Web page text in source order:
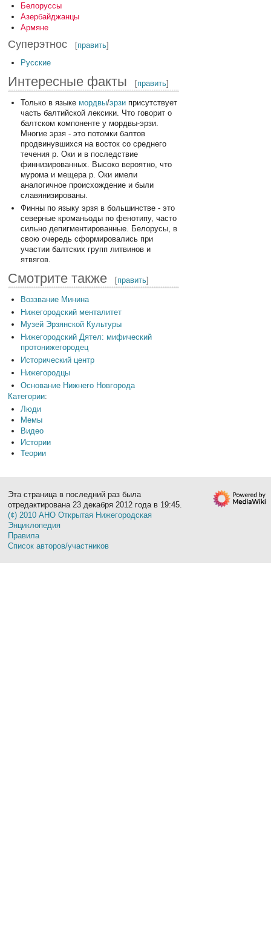
Белоруссы
Азербайджанцы
Армяне
Суперэтнос [править]
Русские
Интересные факты [править]
Только в языке мордвы/эрзиприсутствует
часть балтийской лексики. Что говорит о
балтском компоненте у мордвы-эрзи.
Многие эрзя - это потомки балтов
продвинувшихся на восток со среднего
течения р. Оки и в последствие
финнизированных. Высоко вероятно, что
мурома и мещера р. Оки имели
аналогичное происхождение и были
славянизированы.
Финны по языку эрзя в большинстве - это
северные кроманьоды по фенотипу, часто
сильно депигментированные. Белорусы, в
свою очередь сформировались при
участии балтских групп литвинов и
ятвягов.
Смотрите также [править]
Воззвание Минина
Нижегородский менталитет
Музей Эрзянской Культуры
Нижегородский Дятел: мифический
протонижегородец
Исторический центр
Нижегородцы
Основание Нижнего Новгорода
Категории:
Люди
Мемы
Видео
Истории
Теории
Эта страница в последний раз была
отредактирована 23 декабря 2012 года в 19:45.
(¢) 2010 АНО Открытая Нижегородская
Энциклопедия
Правила
Список авторов/участников